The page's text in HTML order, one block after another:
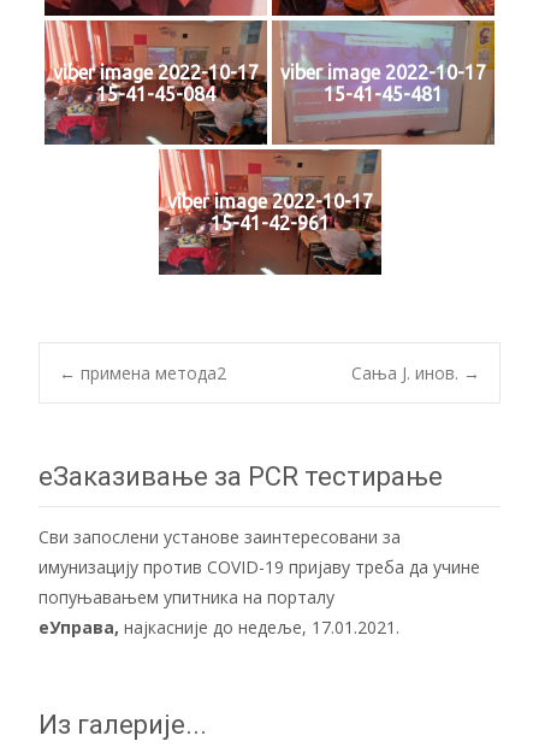
viber image 2022-10-17
15-41-45-084
viber image 2022-10-17
15-41-45-481
viber image 2022-10-17
15-41-42-961
Post
navigation
← примена метода2 Сања Ј. инов. →
еЗаказивање за PCR тестирање
Сви запослени установе заинтересовани за
имунизацију против COVID-19 пријаву треба да учине
попуњавањем упитника на порталу
еУправа, најкасније до недеље, 17.01.2021.
Из галерије...